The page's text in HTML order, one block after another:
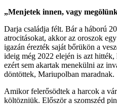
„Menjetek innen, vagy
Darja családja félt. Bár a háború
atrocitásokat, akkor az oroszok
igazán érezték saját bőrükön a
ideig még 2022 elején is azt
ezért sem akartak menekülni az
döntöttek, Mariupolban maradnak.
Amikor felerősödtek a harcok a
költözniük. Először a szomszéd